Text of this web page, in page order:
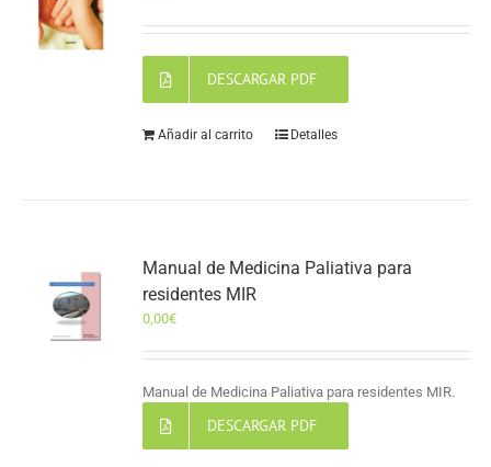
DESCARGAR PDF
Añadir al carrito Detalles
Manual de Medicina Paliativa para
residentes MIR
0,00€
Manual de Medicina Paliativa para residentes MIR.
DESCARGAR PDF